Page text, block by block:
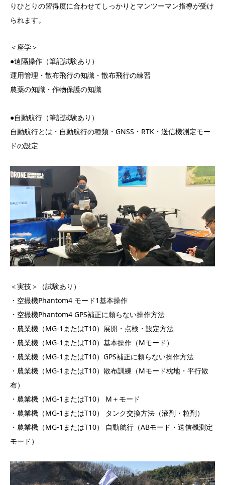
りひとりの習得度に合わせてしっかりとマンツーマン指導が受け
られます。
＜座学＞
●遠隔操作（筆記試験あり）
運用管理・散布飛行の知識・散布飛行の練習
農薬の知識・作物保護の知識
●自動航行（筆記試験あり）
自動航行とは・自動航行の種類・GNSS・RTK・送信機測定モー
ドの設定
＜実技＞（試験あり）
・空撮機Phantom4 モード1基本操作
・空撮機Phantom4 GPS補正に頼らない操作方法
・農業機（MG-1またはT10）展開・点検・設定方法
・農業機（MG-1またはT10）基本操作（Mモード）
・農業機（MG-1またはT10）GPS補正に頼らない操作方法
・農業機（MG-1またはT10）散布訓練（Mモード枕地・平行散
布）
・農業機（MG-1またはT10） M＋モード
・農業機（MG-1またはT10） タンク交換方法（液剤・粒剤）
・農業機（MG-1またはT10） 自動航行（ABモード・送信機測定
モード）